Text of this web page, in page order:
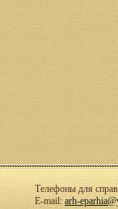
Телефоны для
E-mail: arh-